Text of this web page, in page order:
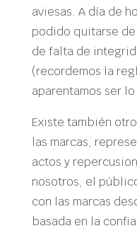
aviesas. A día de
podido quitarse de
de falta de
(recordemos la
aparentamos ser lo
Existe también
las marcas,
actos y
nosotros, el
con las marcas
basada en la